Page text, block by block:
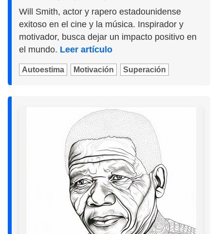
Will Smith, actor y rapero estadounidense
exitoso en el cine y la música. Inspirador y
motivador, busca dejar un impacto positivo en
el mundo. Leer artículo
Autoestima Motivación Superación